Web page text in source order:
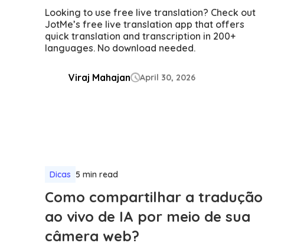
Looking to use free live translation? Check out
JotMe’s free live translation app that offers
quick translation and transcription in 200+
languages. No download needed.
Viraj MahajanApril 30, 2026
Dicas 5 min read
Como compartilhar a tradução
ao vivo de IA por meio de sua
câmera web?